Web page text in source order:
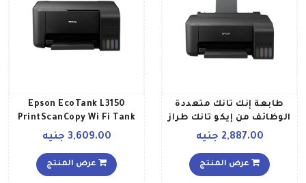
طابعة إنك تانك متعددة
الوظائف من إيكو تانك طراز
L1110 أسود
2,887.00 جنيه
عرض المنتج
Epson EcoTank L3150
PrintScanCopy Wi Fi Tank
Printer أسود
3,609.00 جنيه
عرض المنتج